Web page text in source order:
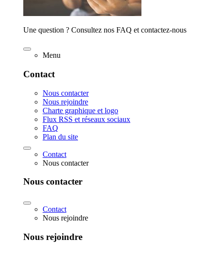
Une question ? Consultez nos FAQ et contactez-nous
Menu
Contact
Nous contacter
Nous rejoindre
Charte graphique et logo
Flux RSS et réseaux sociaux
FAQ
Plan du site
Contact
Nous contacter
Nous contacter
Contact
Nous rejoindre
Nous rejoindre